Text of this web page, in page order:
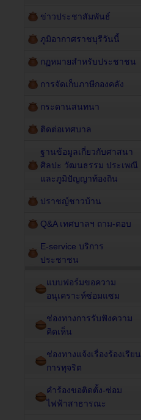
ข่าวประชาสัมพันธ์
ภูมิอากาศราชบุรีวันนี้
กฏหมายสำหรับประชาชน
การจัดเก็บภาษีกองคลัง
กระดานสนทนา
ติดต่อเทศบาล
ฐานข้อมูลเกี่ยวกับศาสนา
ศิลปะ วัฒนธรรม ประเพณี
และภูมิปัญญาท้องถิน
ปราชญ์ชาวบ้าน
Q&A เทศบาลฯ ถาม-ตอบ
E-service บริการ
ประชาชน
แบบฟอร์มขอความ
อนุเคราะห์ซ่อมแซม
ช่องทางการรับฟังความ
คิดเห็น
ช่องทางแจ้งเรื่องร้องเรียน
การทุจริต
คำร้องขอติดตั้ง-ซ่อม
ไฟฟ้าสาธารณะ